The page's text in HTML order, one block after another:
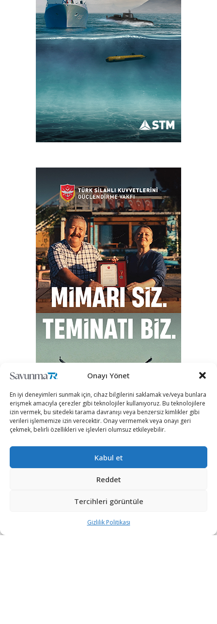
Onayı Yönet
En iyi deneyimleri sunmak için, cihaz bilgilerini saklamak ve/veya bunlara
erişmek amacıyla çerezler gibi teknolojiler kullanıyoruz. Bu teknolojilere
izin vermek, bu sitedeki tarama davranışı veya benzersiz kimlikler gibi
verileri işlememize izin verecektir. Onay vermemek veya onayı geri
çekmek, belirli özellikleri ve işlevleri olumsuz etkileyebilir.
Kabul et
Reddet
Tercihleri görüntüle
Gizlilik Politikası